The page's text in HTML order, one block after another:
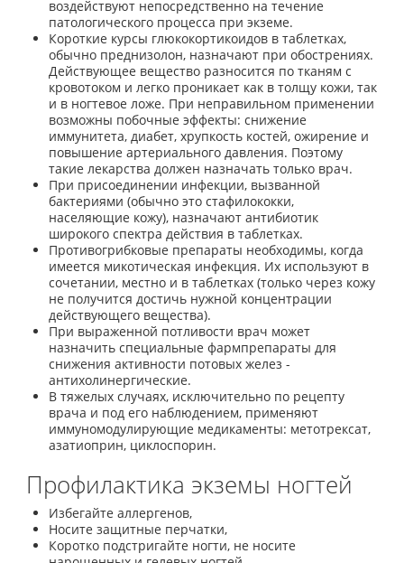
воздействуют непосредственно на течение
патологического процесса при экземе.
Короткие курсы глюкокортикоидов в таблетках,
обычно преднизолон, назначают при обострениях.
Действующее вещество разносится по тканям с
кровотоком и легко проникает как в толщу кожи, так
и в ногтевое ложе. При неправильном применении
возможны побочные эффекты: снижение
иммунитета, диабет, хрупкость костей, ожирение и
повышение артериального давления. Поэтому
такие лекарства должен назначать только врач.
При присоединении инфекции, вызванной
бактериями (обычно это стафилококки,
населяющие кожу), назначают антибиотик
широкого спектра действия в таблетках.
Противогрибковые препараты необходимы, когда
имеется микотическая инфекция. Их используют в
сочетании, местно и в таблетках (только через кожу
не получится достичь нужной концентрации
действующего вещества).
При выраженной потливости врач может
назначить специальные фармпрепараты для
снижения активности потовых желез -
антихолинергические.
В тяжелых случаях, исключительно по рецепту
врача и под его наблюдением, применяют
иммуномодулирующие медикаменты: метотрексат,
азатиоприн, циклоспорин.
Профилактика экземы ногтей
Избегайте аллергенов,
Носите защитные перчатки,
Коротко подстригайте ногти, не носите